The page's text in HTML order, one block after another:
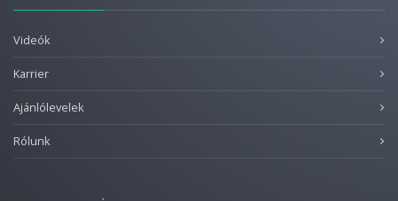
Videók
Karrier
Ajánlólevelek
Rólunk